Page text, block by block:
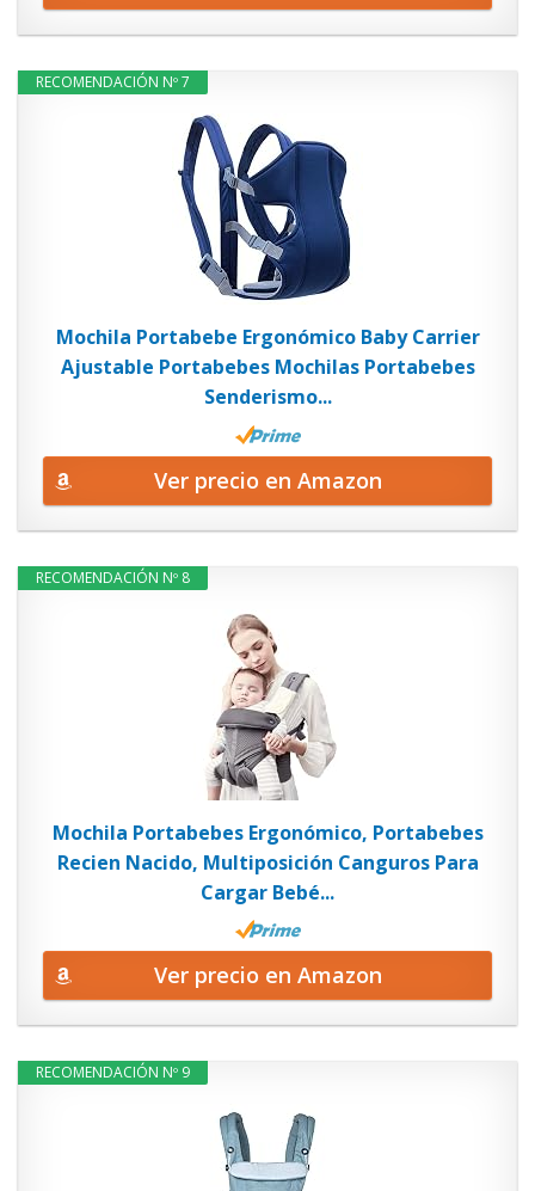
RECOMENDACIÓN Nº 7
Mochila Portabebe Ergonómico Baby Carrier
Ajustable Portabebes Mochilas Portabebes
Senderismo...
Ver precio en Amazon
RECOMENDACIÓN Nº 8
Mochila Portabebes Ergonómico, Portabebes
Recien Nacido, Multiposición Canguros Para
Cargar Bebé...
Ver precio en Amazon
RECOMENDACIÓN Nº 9